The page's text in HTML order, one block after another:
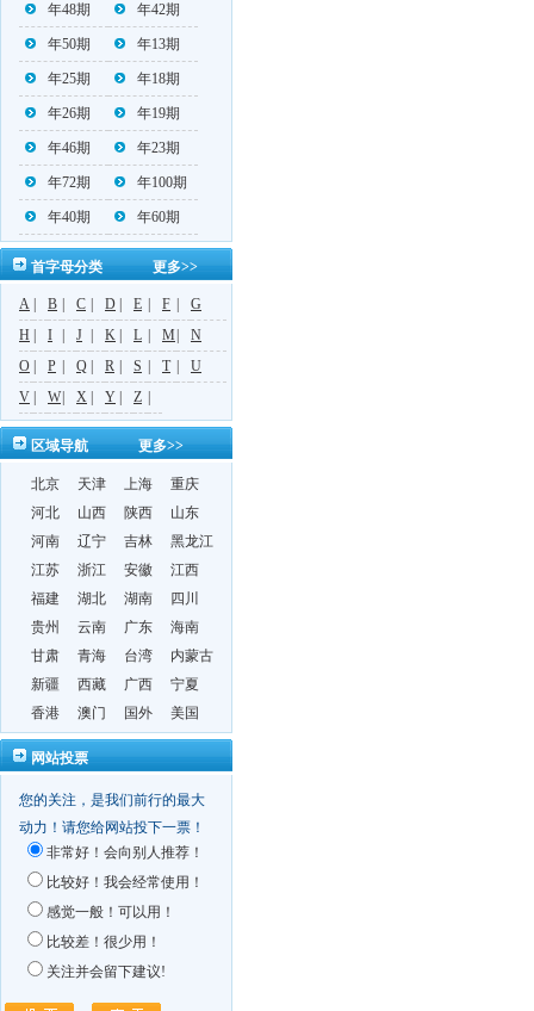
年48期 年42期
年50期 年13期
年25期 年18期
年26期 年19期
年46期 年23期
年72期 年100期
年40期 年60期
更多>>
首字母分类
A B C D E F
G
H
I J K L M
N
O
P Q R S T
U
V
W X Y Z
更多>>
区域导航
北京 天津 上海
重庆
河北
山西 陕西
山东
河南
辽宁 吉林
黑龙江
江苏
浙江 安徽
江西
福建
湖北 湖南
四川
贵州
云南 广东
海南
甘肃
青海 台湾
内蒙古
新疆
西藏 广西
宁夏
香港
澳门 国外 美国
网站投票
您的关注，是我们前行的最大
动力！请您给网站投下一票！
非常好！会向别人推荐！
比较好！我会经常使用！
感觉一般！可以用！
比较差！很少用！
关注并会留下建议!